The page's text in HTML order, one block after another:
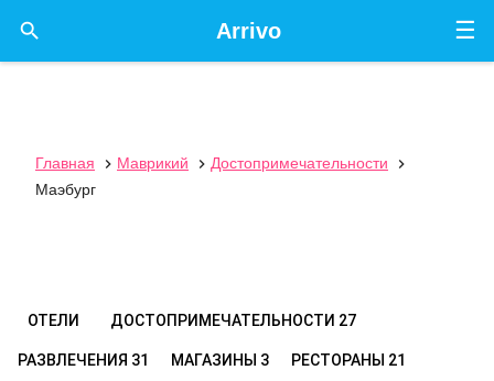
☰
Arrivo

Главная  Маврикий  Достопримечательности

Маэбург
ОТЕЛИ ДОСТОПРИМЕЧАТЕЛЬНОСТИ 27
РАЗВЛЕЧЕНИЯ 31 МАГАЗИНЫ 3 РЕСТОРАНЫ 21